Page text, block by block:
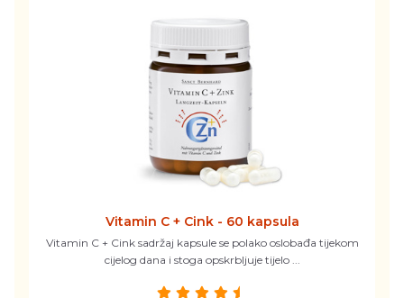
Vitamin C + Cink - 60 kapsula
Vitamin C + Cink sadržaj kapsule se polako oslobađa tijekom
cijelog dana i stoga opskrbljuje tijelo ...